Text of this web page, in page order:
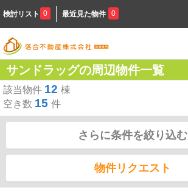
検討リスト 0 最近見た物件 0
サンドラッグの周辺物件一覧
該当物件 12 棟
空き数 15 件
さらに条件を絞り込む
物件リクエスト